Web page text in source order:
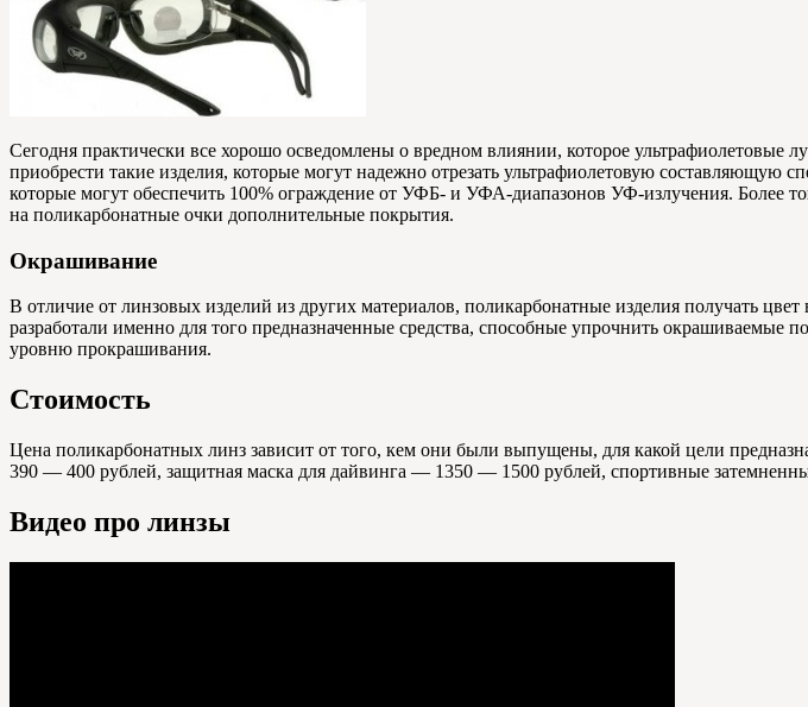
Сегодня практически все хорошо осведомлены о вредном влиянии, которое ультрафиолетовые
приобрести такие изделия, которые могут надежно отрезать ультрафиолетовую составляющую
которые могут обеспечить 100% ограждение от УФБ- и УФА-диапазонов УФ-излучения. Более
на поликарбонатные очки дополнительные покрытия.
Окрашивание
В отличие от линзовых изделий из других материалов, поликарбонатные изделия получать
разработали именно для того предназначенные средства, способные упрочнить
уровню прокрашивания.
Стоимость
Цена поликарбонатных линз зависит от того, кем они были выпущены, для какой цели
390 — 400 рублей, защитная маска для дайвинга — 1350 — 1500 рублей, спортивные
Видео про линзы